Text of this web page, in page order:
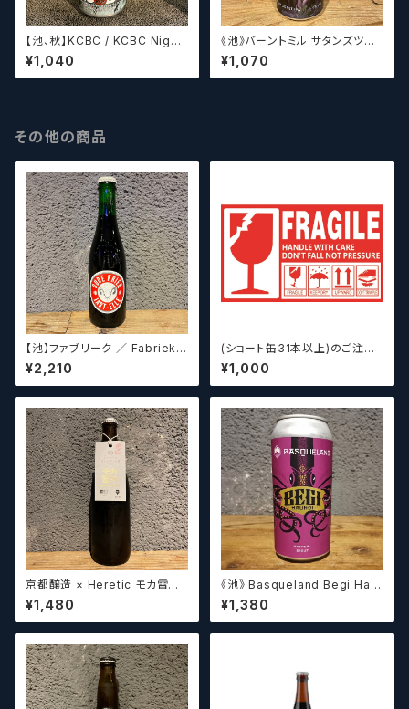
【池、秋】KCBC / KCBC Night
of the Living Penguins【クラ
フトビール】
¥1,040
《池》バーントミル サタンズツリ
ー / Burnt Mill Saturn's Tre
e
¥1,070
その他の商品
【池】ファブリーク ／ Fabriek
Oude Kriek Jart - Elle 37
5ml
¥2,210
(ショート缶31本以上)のご注文
の場合いこちらをご購入くださ
い。 【クラフトビール】
¥1,000
京都醸造 × Heretic モカ雷神 /
Kyoto × Heretic MOCHA T
HUNDER【クラフトビールシザ
ーズ】
¥1,480
《池》 Basqueland Begi Hau
ndi ベヒ アウンディ
¥1,380